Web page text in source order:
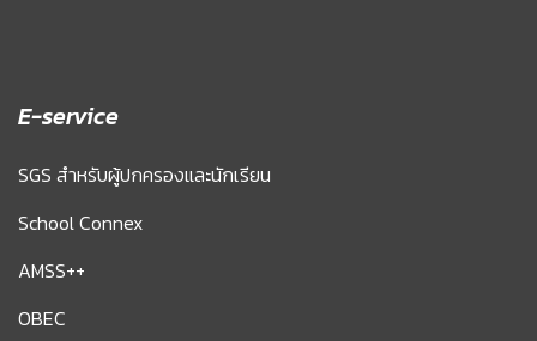
E-service
SGS สำหรับผู้ปกครองและนักเรียน
School Connex
AMSS++
OBEC